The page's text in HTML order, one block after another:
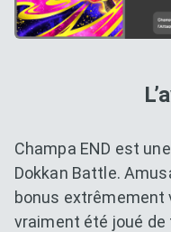
Champa END est
Dokkan Battle.
bonus extrêmement
vraiment été joué de